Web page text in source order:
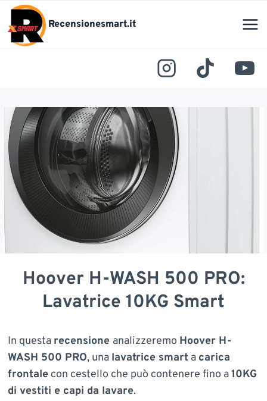
Salta
contenuto
Recensionesmart.it
Hoover H-WASH 500 PRO:
Lavatrice 10KG Smart
In questa recensione analizzeremo Hoover H-
WASH 500 PRO, una lavatrice smarta carica
frontalecon cestello che può contenere fino a10KG
di vestiti e capi da lavare.